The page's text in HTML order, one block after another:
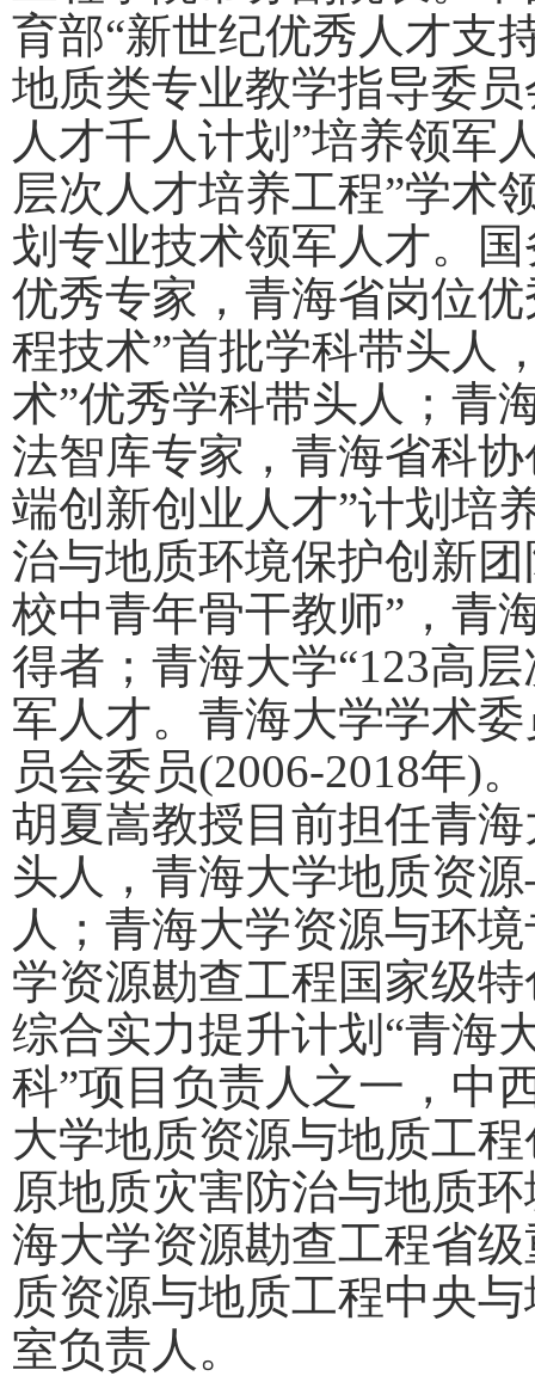
育部“新世纪优秀人才支
地质类专业教学指导委
人才千人计划”培养领军
层次人才培养工程”学术
划专业技术领军人才。
优秀专家，青海省岗位
程技术”首批学科带头人
术”优秀学科带头人；青
法智库专家，青海省科
端创新创业人才”计划培
治与地质环境保护创新团
校中青年骨干教师”，青
得者；青海大学“123高层
军人才。青海大学学术
员会委员(2006-2018年)。
胡夏嵩教授目前担任青
头人，青海大学地质资
人；青海大学资源与环
学资源勘查工程国家级
综合实力提升计划“青海
科”项目负责人之一，中
大学地质资源与地质工
原地质灾害防治与地质
海大学资源勘查工程省
质资源与地质工程中央
室负责人。